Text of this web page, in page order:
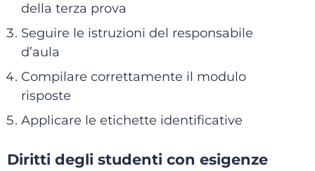
della terza prova
Seguire le istruzioni del responsabile
d’aula
Compilare correttamente il modulo
risposte
Applicare le etichette identificative
Diritti degli studenti con esigenze